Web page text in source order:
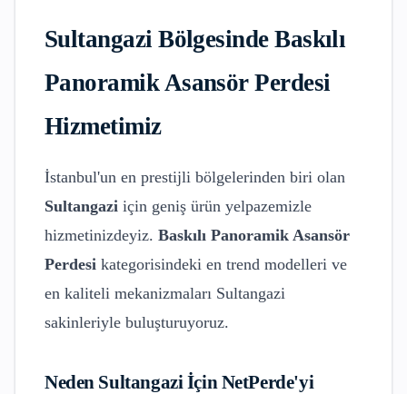
SultangaziBölgesindeBaskılı
Panoramik Asansör Perdesi
Hizmetimiz
İstanbul'un en prestijli bölgelerinden biri olan
Sultangazi için geniş ürün yelpazemizle
hizmetinizdeyiz. Baskılı Panoramik Asansör
Perdesi kategorisindeki en trend modelleri ve
en kaliteli mekanizmaları Sultangazi
sakinleriyle buluşturuyoruz.
Neden Sultangaziİçin NetPerde'yi